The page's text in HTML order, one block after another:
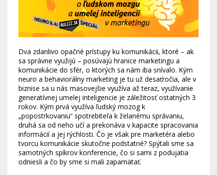
Dva zdanlivo opačné prístupy ku komunikácii, ktoré – ak
sa správne využijú – posúvajú hranice marketingu a
komunikácie do sfér, o ktorých sa nám iba snívalo. Kým
neuro a behaviorálny marketing je tu už desaťročia, ale v
biznise sa u nás masovejšie využíva až teraz, využívanie
generatívnej umelej inteligencie je záležitosť ostatných 3
rokov. Kým prvá využíva ľudský mozog k
„popostrkovaniu“ spotrebiteľa k želanému správaniu,
druhá sa od neho učí a prekonáva v kapacite spracovania
informácií a jej rýchlosti. Čo je však pre marketéra alebo
tvorcu komunikácie skutočne podstatné? Spýtali sme sa
samotných spíkrov konferencie, čo si sami z podujatia
odniesli a čo by sme si mali zapamätať.